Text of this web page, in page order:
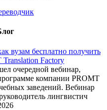
вузам бесплатно получить
Factory
очередной вебинар,
компании PROMT
заведений. Вебинар
лингвистич